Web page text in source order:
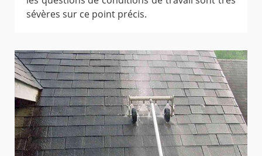
sévères sur ce point précis.